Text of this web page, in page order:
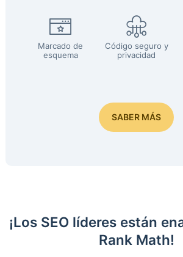
Marcado de
esquema
Código seguro y
privacidad
SABER MÁS
¡Los SEO líderes están
Rank Math!